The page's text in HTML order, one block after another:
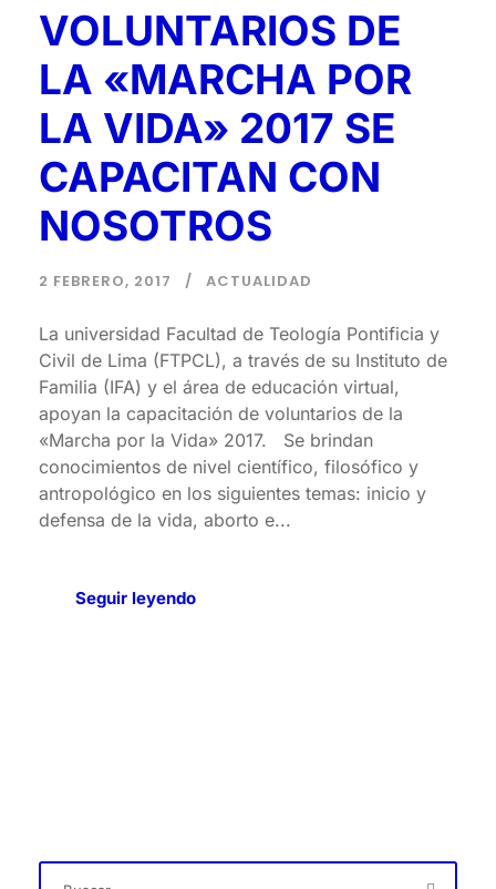
VOLUNTARIOS DE
LA «MARCHA POR
LA VIDA» 2017 SE
CAPACITAN CON
NOSOTROS
2 FEBRERO, 2017 ACTUALIDAD
La universidad Facultad de Teología Pontificia y
Civil de Lima (FTPCL), a través de su Instituto de
Familia (IFA) y el área de educación virtual,
apoyan la capacitación de voluntarios de la
«Marcha por la Vida» 2017. Se brindan
conocimientos de nivel científico, filosófico y
antropológico en los siguientes temas: inicio y
defensa de la vida, aborto e...
Seguir leyendo